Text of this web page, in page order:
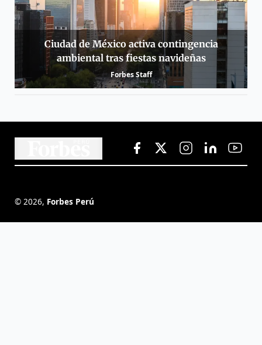
Ciudad de México activa contingencia
ambiental tras fiestas navideñas
Forbes Staff
© 2026, Forbes Perú